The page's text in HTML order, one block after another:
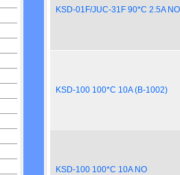
KSD-01F/JUC-31F 90*C 2.5A NO
KSD-100 100*C 10A (B-1002)
KSD-100 100*C 10A NO